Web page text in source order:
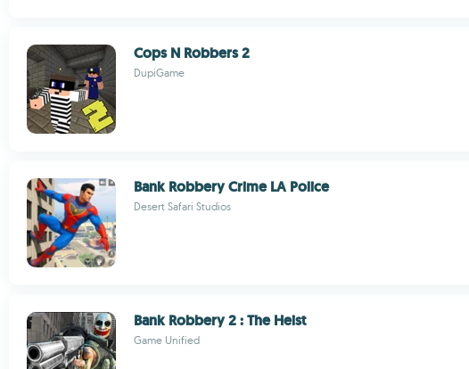
Cops N Robbers 2
DupiGame
Bank Robbery Crime LA Police
Desert Safari Studios
Bank Robbery 2 : The Heist
Game Unified